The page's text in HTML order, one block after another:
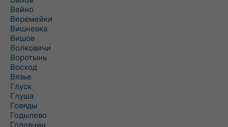
Вейно
Веремейки
Вишневка
Вишов
Волковичи
Воротынь
Восход
Вязье
Глуск
Глуша
Говяды
Годылево
Головчин